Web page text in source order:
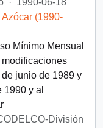
· 1990-06-18
(1990-
Mínimo Mensual
junio de 1989 y
1990 y al
División